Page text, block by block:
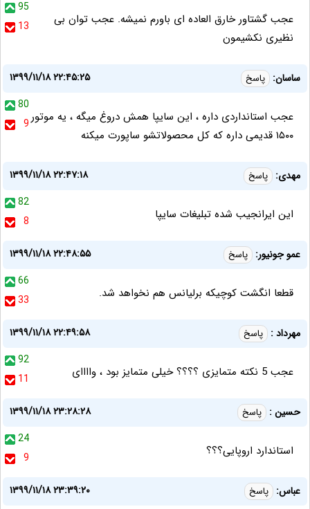
95
13
عجب گشتاور خارق العاده ای باورم نمیشه. عجب توان بی
نظیری نکشیمون
ساسان: پاسخ
۱۳۹۹/۱۱/۱۸ ۲۲:۴۵:۲۵
80
9عجب استانداردی داره ، این سایپا همش دروغ میگه ، یه موتور
۱۵۰۰ قدیمی داره که کل محصولاتشو ساپورت میکنه
مهدی: پاسخ
۱۳۹۹/۱۱/۱۸ ۲۲:۴۷:۱۸
82
8
این ایرانجیب شده تبلیغات سایپا
عمو جونیور: پاسخ
۱۳۹۹/۱۱/۱۸ ۲۲:۴۸:۵۵
66
33
قطعا انگشت کوچیکه برلیانس هم نخواهد شد.
مهرداد : پاسخ
۱۳۹۹/۱۱/۱۸ ۲۲:۴۹:۵۸
92
11
عجب 5 نکته متمایزی ؟؟؟؟ خیلی متمایز بود ، واااای
حسین : پاسخ
۱۳۹۹/۱۱/۱۸ ۲۳:۲۸:۲۸
24
9
استاندارد اروپایی؟؟؟
عباس: پاسخ
۱۳۹۹/۱۱/۱۸ ۲۳:۳۹:۲۰